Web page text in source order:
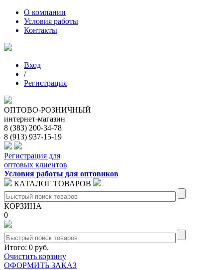
О компании
Условия работы
Контакты
Вход
/
Регистрация
ОПТОВО-РОЗНИЧНЫЙ
интернет-магазин
8 (383) 200-34-78
8 (913) 937-15-19
Регистрация для
оптовых клиентов
Условия работы для оптовиков
КАТАЛОГ ТОВАРОВ
КОРЗИНА
0
Итого: 0 руб.
Очистить корзину
ОФОРМИТЬ ЗАКАЗ